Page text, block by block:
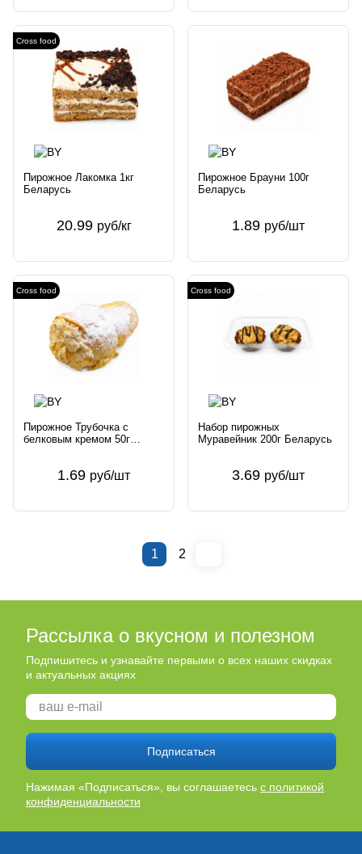
Cross food
Пирожное Лакомка 1кг
Беларусь
20.99 руб/кг
Пирожное Брауни 100г
Беларусь
1.89 руб/шт
Cross food
Пирожное Трубочка с
белковым кремом 50г
1.69 руб/шт
Cross food
Набор пирожных
Муравейник 200г Беларусь
3.69 руб/шт
1 2
Рассылка о вкусном и полезном
Подпишитесь и узнавайте первыми о всех наших скидках
и актуальных акциях
Подписаться
Нажимая «Подписаться», вы соглашаетесь с политикой
конфиденциальности